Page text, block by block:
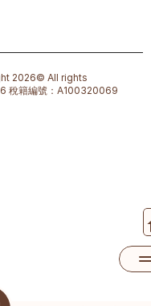
2026© All rights
稅籍編號：A100320069